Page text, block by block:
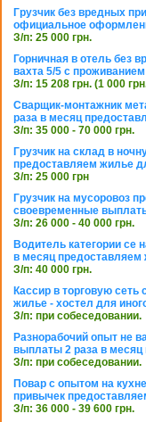
Грузчик без вредных
официальное
З/п: 25 000 грн.
Горничная в отель без
вахта 5/5 с
З/п: 15 208 грн. (1 000
Сварщик-монтажник
раза в месяц
З/п: 35 000 - 70 000 грн.
Грузчик на склад в
предоставляем жилье
З/п: 25 000 грн
Грузчик на мусоровоз
своевременные
З/п: 26 000 - 40 000 грн.
Водитель категории се
в месяц предоставляем
З/п: 40 000 грн.
Кассир в торговую
жилье - хостел для
З/п: при собеседовании.
Разнорабочий опыт не
выплаты 2 раза в
З/п: при собеседовании.
Повар с опытом на
привычек
З/п: 36 000 - 39 600 грн.